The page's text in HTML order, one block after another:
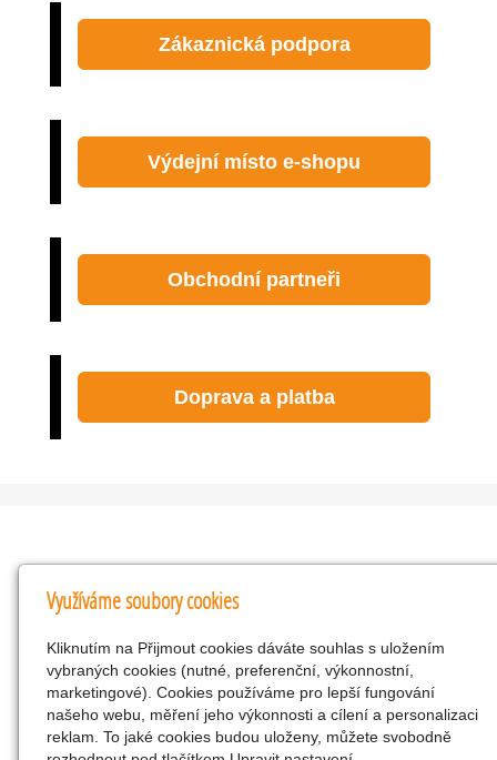
Zákaznická podpora
Výdejní místo e-shopu
Obchodní partneři
Doprava a platba
Kontakty
KNK obchodní společnost s r.o.
Komenského 127, Žacléř, 542 01 Číslo účtu:
286293602/0300
25298518
CZ25298518
Využíváme soubory cookies
Kliknutím na Přijmout cookies dáváte souhlas s uložením
vybraných cookies (nutné, preferenční, výkonnostní,
marketingové). Cookies používáme pro lepší fungování
našeho webu, měření jeho výkonnosti a cílení a personalizaci
reklam. To jaké cookies budou uloženy, můžete svobodně